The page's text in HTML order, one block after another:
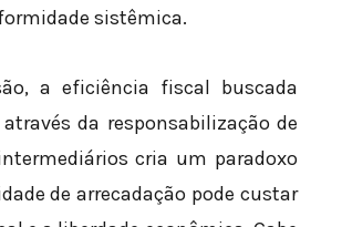
sistêmica.
a eficiência fiscal buscada
da responsabilização de
cria um paradoxo
de arrecadação pode custar